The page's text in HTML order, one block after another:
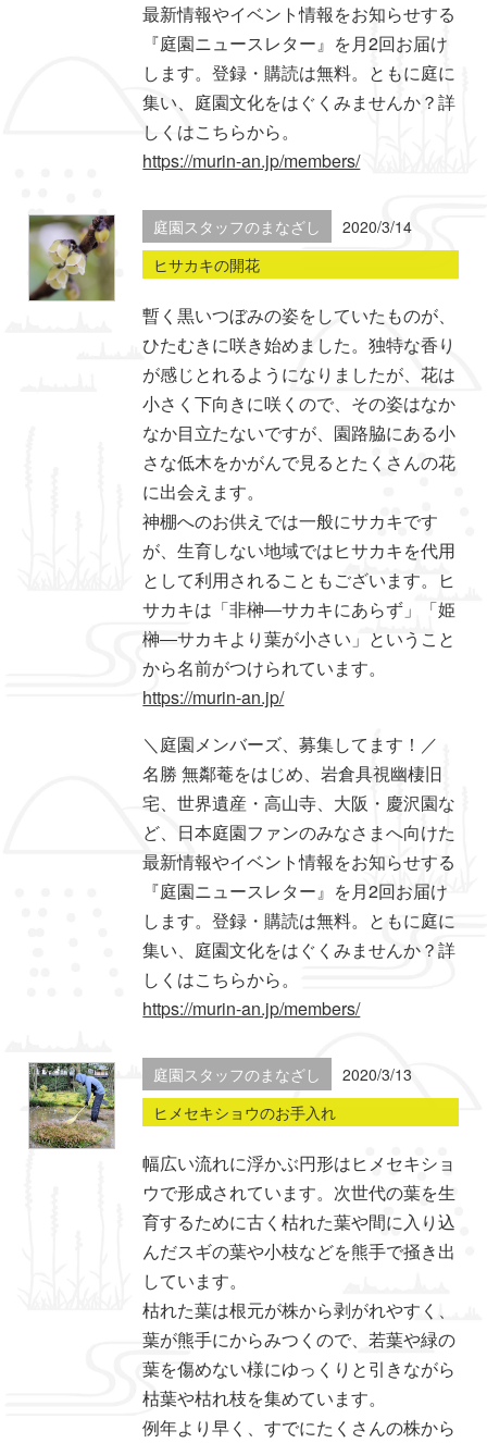
最新情報やイベント情報をお知らせする
『庭園ニュースレター』を月2回お届け
します。登録・購読は無料。ともに庭に
集い、庭園文化をはぐくみませんか？詳
しくはこちらから。
https://murin-an.jp/members/
庭園スタッフのまなざし
2020/3/14
ヒサカキの開花
暫く黒いつぼみの姿をしていたものが、
ひたむきに咲き始めました。独特な香り
が感じとれるようになりましたが、花は
小さく下向きに咲くので、その姿はなか
なか目立たないですが、園路脇にある小
さな低木をかがんで見るとたくさんの花
に出会えます。
神棚へのお供えでは一般にサカキです
が、生育しない地域ではヒサカキを代用
として利用されることもございます。ヒ
サカキは「非榊―サカキにあらず」「姫
榊―サカキより葉が小さい」ということ
から名前がつけられています。
https://murin-an.jp/
＼庭園メンバーズ、募集してます！／
名勝 無鄰菴をはじめ、岩倉具視幽棲旧
宅、世界遺産・高山寺、大阪・慶沢園な
ど、日本庭園ファンのみなさまへ向けた
最新情報やイベント情報をお知らせする
『庭園ニュースレター』を月2回お届け
します。登録・購読は無料。ともに庭に
集い、庭園文化をはぐくみませんか？詳
しくはこちらから。
https://murin-an.jp/members/
庭園スタッフのまなざし
2020/3/13
ヒメセキショウのお手入れ
幅広い流れに浮かぶ円形はヒメセキショ
ウで形成されています。次世代の葉を生
育するために古く枯れた葉や間に入り込
んだスギの葉や小枝などを熊手で掻き出
しています。
枯れた葉は根元が株から剥がれやすく、
葉が熊手にからみつくので、若葉や緑の
葉を傷めない様にゆっくりと引きながら
枯葉や枯れ枝を集めています。
例年より早く、すでにたくさんの株から